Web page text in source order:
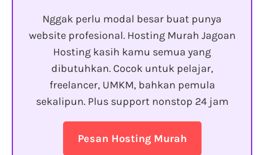
Nggak perlu modal besar buat punya
website profesional. Hosting Murah Jagoan
Hosting kasih kamu semua yang
dibutuhkan. Cocok untuk pelajar,
freelancer, UMKM, bahkan pemula
sekalipun. Plus support nonstop 24 jam
Pesan Hosting Murah